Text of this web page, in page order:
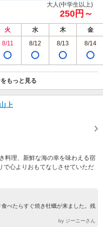
大人(中学生以上)
250円～
火 水 木
金
8/11 8/12 8/13 8/14
もっと見る
上
料理、新鮮な海の幸を味わえる宿
で心よりおもてなしさせていただ
べたらすぐ焼き牡蠣が来ました。残
by ジーニーさん